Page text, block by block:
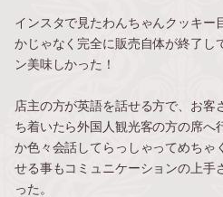
インスタで見たわんちゃんクッキー
かじゃなく完全に販売自体が終了し
ン美味しかった！
店主の方が英語を話せる方で、お客
ち着いたら外国人観光客の方の席へ
か色々会話してらっしゃってめちゃ
せる事もコミュニケーションの上手
った。